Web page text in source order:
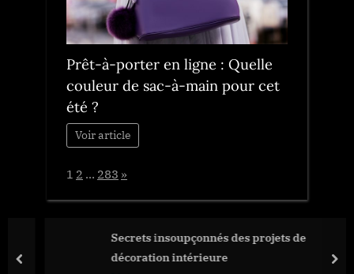
Prêt-à-porter en ligne : Quelle
couleur de sac-à-main pour cet
été ?
Voir article
Page:
1 2 … 283 Next
»
Secrets insoupçonnés des projets de
décoration intérieure
prev